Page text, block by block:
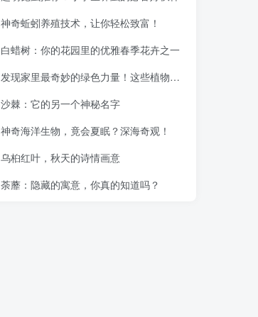
神奇蚯蚓养殖技术，让你轻松致富！
白蜡树：你的花园里的优雅春季花卉之一
发现家里最奇妙的绿色力量！这些植物竟然能吸收二氧化碳！
沙棘：它的另一个神秘名字
神奇海洋生物，竟会夏眠？深海奇观！
乌桕红叶，秋天的诗情画意
荼蘼：隐藏的寓意，你真的知道吗？
神奇蚯蚓养殖技术，让你轻松致富！
白蜡树：你的花园里的优雅春季花卉之一
发现家里最奇妙的绿色力量！这些植物竟然能吸收二氧化碳！
沙棘：它的另一个神秘名字
神奇海洋生物，竟会夏眠？深海奇观！
乌桕红叶，秋天的诗情画意
荼蘼：隐藏的寓意，你真的知道吗？